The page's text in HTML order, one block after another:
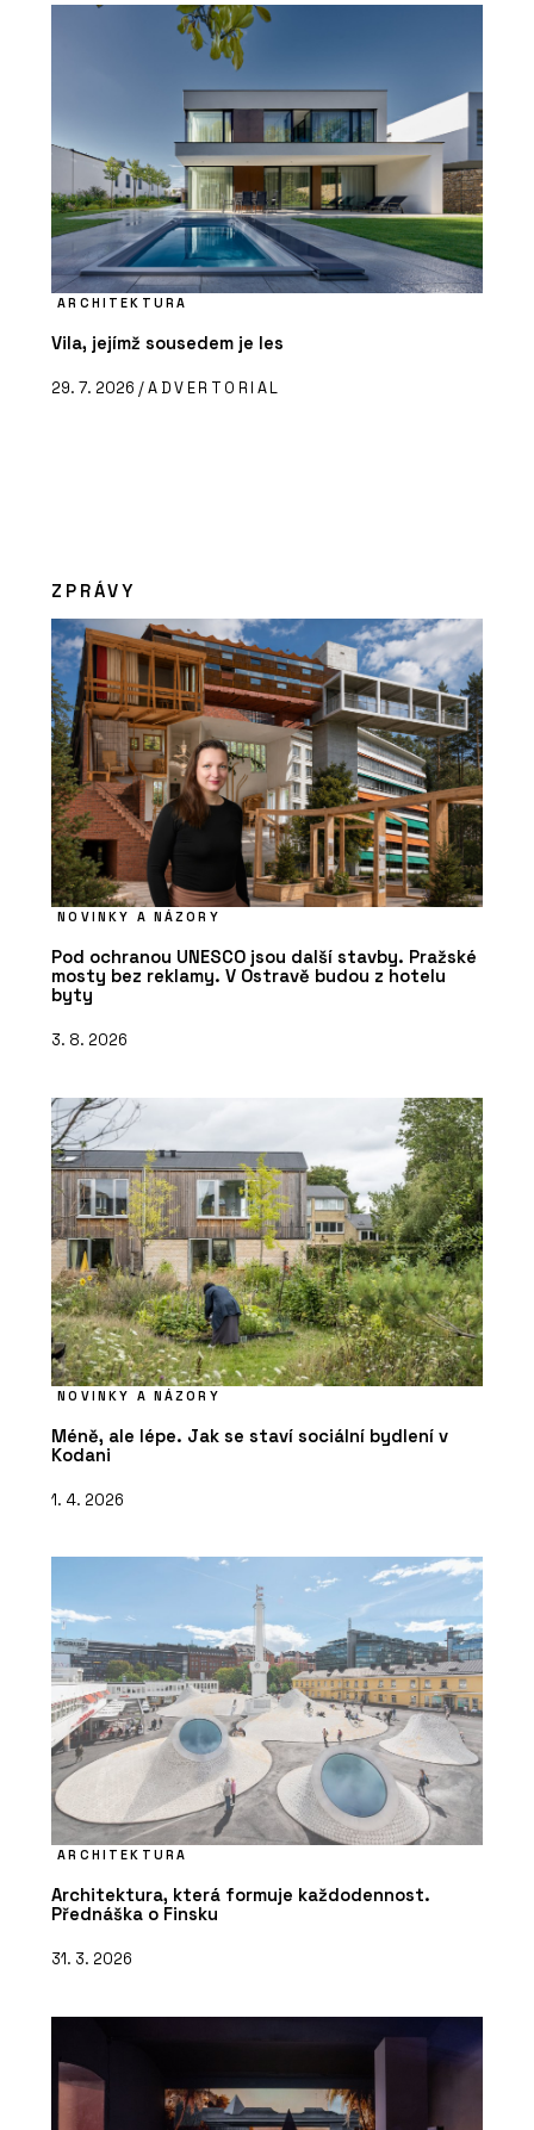
ARCHITEKTURA
Vila, jejímž sousedem je les
29. 7. 2026 /ADVERTORIAL
ZPRÁVY
NOVINKY A NÁZORY
Pod ochranou UNESCO jsou další stavby. Pražské
mosty bez reklamy. V Ostravě budou z hotelu
byty
3. 8. 2026
NOVINKY A NÁZORY
Méně, ale lépe. Jak se staví sociální bydlení v
Kodani
1. 4. 2026
ARCHITEKTURA
Architektura, která formuje každodennost.
Přednáška o Finsku
31. 3. 2026